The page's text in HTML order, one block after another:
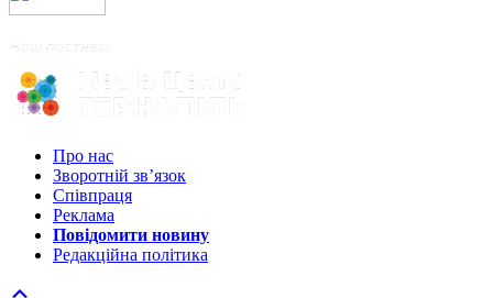
Про нас
Зворотній зв’язок
Співпраця
Реклама
Повідомити новину
Редакційна політика